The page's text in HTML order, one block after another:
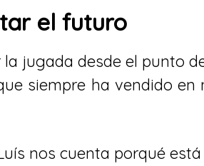
el futuro
jugada desde el punto
siempre ha vendido
nos cuenta porqué